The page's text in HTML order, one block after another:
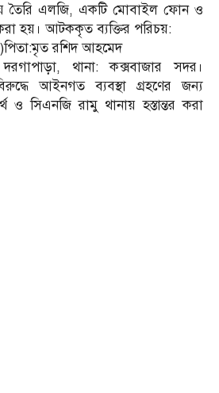
তৈরি এলজি, একটি মোবাইল ফোন ও
হয়। আটককৃত ব্যক্তির পরিচয়:
রশিদ আহমেদ
থানা: কক্সবাজার সদর।
আইনগত ব্যবস্থা গ্রহণের জন্য
ও সিএনজি রামু থানায় হস্তান্তর করা